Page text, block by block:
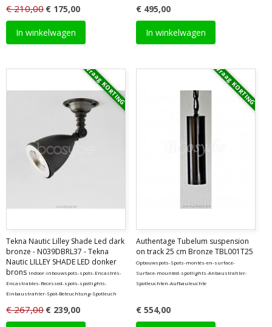
€ 210,00 € 175,00
In winkelwagen
€ 495,00
In winkelwagen
Vraag KORTING
Tekna Nautic Lilley Shade Led dark
bronze - N039DBRL37 - Tekna
Nautic LILLEY SHADE LED donker
brons Indoor-inbouwspots-spots-Encastrés-
Encastrables-Recessed-spots-spotlights-
Einbaustrahler-Spot-Beleuchtung-Spotleuch
€ 267,00 € 239,00
Vraag KORTING
Authentage Tubelum suspension
on track 25 cm Bronze TBL001T25
Opbouwspots-Spots-montés-en-surface-
Surface-mounted-spotlights-Anbaustrahler-
Spotleuchten-Aufbauleuchte
€ 554,00